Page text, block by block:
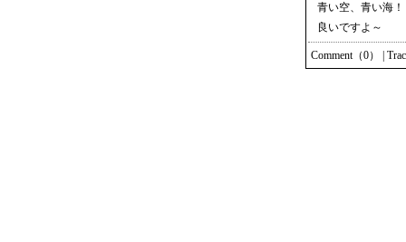
青い空、青い海
良いですよ～
Comment（0）